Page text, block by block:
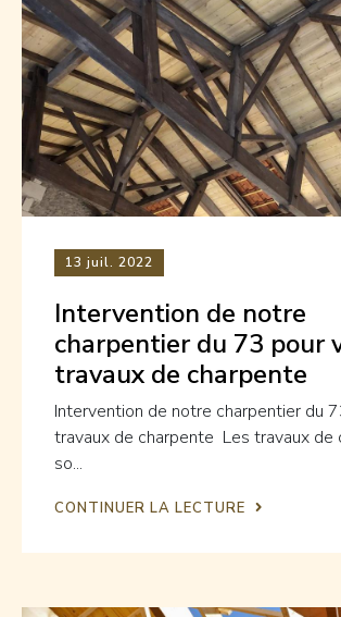
13 juil. 2022
Intervention de notre
charpentier du 73 pour
travaux de charpente
Intervention de notre charpentier du
travaux de charpente Les travaux de
so...
CONTINUER LA LECTURE